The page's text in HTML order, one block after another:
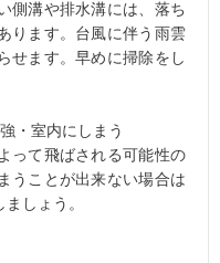
側溝や排水溝には、落ち
ります。台風に伴う雨雲
せます。早めに掃除をし
・室内にしまう
って飛ばされる可能性の
うことが出来ない場合は
しょう。